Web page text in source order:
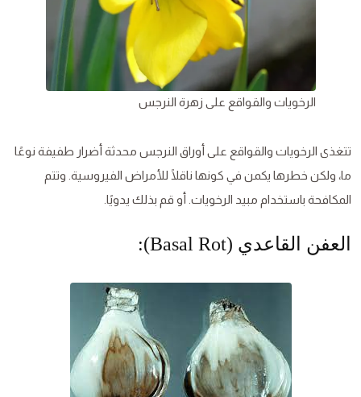
الرخويات والقواقع على زهرة النرجس
تتغذى الرخويات والقواقع على أوراق النرجس محدثة أضرار طفيفة نوعًا
ما، ولكن خطرها يكمن في كونها ناقلًا للأمراض الفيروسية. وتتم
المكافحة باستخدام مبيد الرخويات. أو قم بذلك يدويًا.
العفن القاعدي (Basal Rot):